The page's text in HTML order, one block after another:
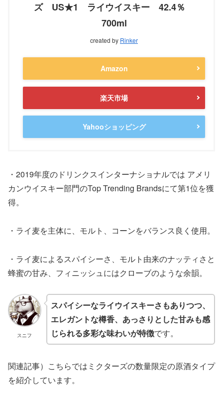
ズ US★1 ライウイスキー 42.4％
700ml
created by Rinker
Amazon
楽天市場
Yahooショッピング
・2019年度のドリンクスインターナショナルでは アメリ
カンウイスキー部門のTop Trending Brandsにて第1位を獲
得。
・ライ麦を主体に、モルト、コーンをバランス良く使用。
・ライ麦によるスパイシーさ、モルト由来のナッティさと
蜂蜜の甘み、フィニッシュにはクローブのような余韻。
スニフ
スパイシーなライウイスキーさもありつつ、
エレガントな樽香、あっさりとした甘みも感
じられる多彩な味わいが特徴です。
関連記事）こちらではミクターズの数量限定の原酒タイプ
を紹介しています。